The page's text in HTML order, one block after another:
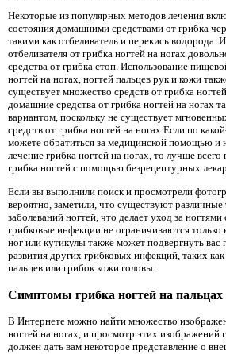
Некоторые из популярных методов лечения
состояния домашними средствами от грибка
такими как отбеливатель и перекись водорода.
отбеливателя от грибка ногтей на ногах
средства от грибка стоп. Использование
ногтей на ногах, ногтей пальцев рук и кожи
существует множество средств от грибка
домашние средства от грибка ногтей на ногах
вариантом, поскольку не существует
средств от грибка ногтей на ногах.Если по
можете обратиться за медицинской помощью и
лечение грибка ногтей на ногах, то лучше
грибка ногтей с помощью безрецептурных
Если вы выполнили поиск и просмотрели
вероятно, заметили, что существуют
заболеваний ногтей, что делает уход за
грибковые инфекции не ограничиваются только
ног или кутикулы также может подвергнуть
развития других грибковых инфекций, таких
пальцев или грибок кожи головы.
Симптомы грибка ногтей на пальцах
В Интернете можно найти множество
ногтей на ногах, и просмотр этих изображений
должен дать вам некоторое представление о